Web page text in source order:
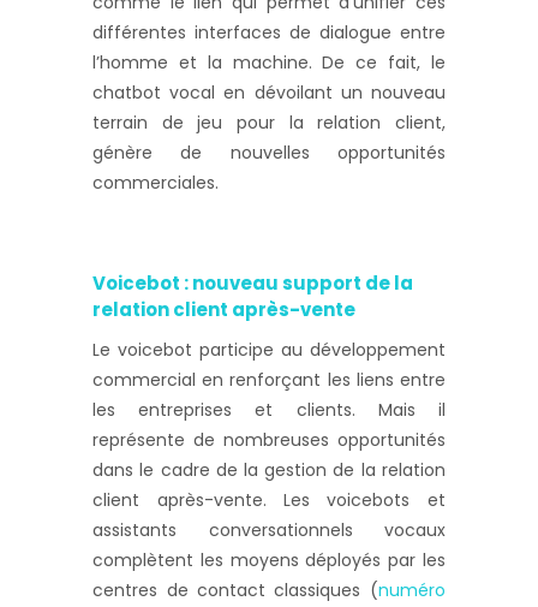
différentes interfaces de dialogue entre
l’homme et la machine. De ce fait, le
chatbot vocal en dévoilant un nouveau
terrain de jeu pour la relation client,
génère de nouvelles opportunités
commerciales.
Voicebot : nouveau support de la
relation client après-vente
Le voicebot participe au développement
commercial en renforçant les liens entre
les entreprises et clients. Mais il
représente de nombreuses opportunités
dans le cadre de la gestion de la relation
client après-vente. Les voicebots et
assistants conversationnels vocaux
complètent les moyens déployés par les
centres de contact classiques (numéro